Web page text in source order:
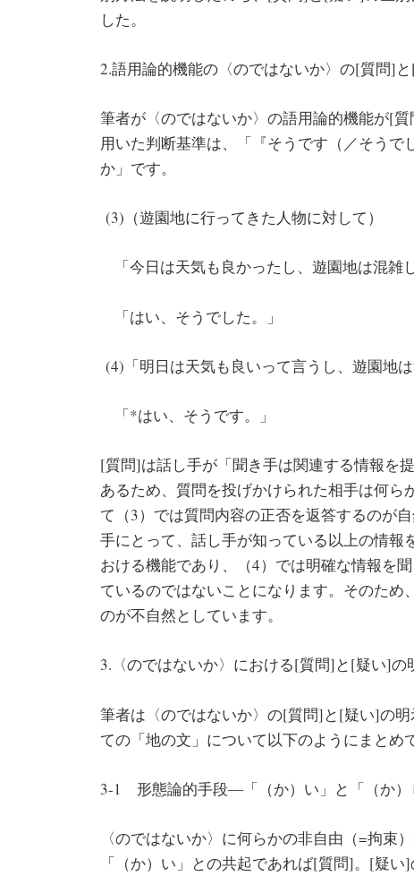
した。
2.語用論的機能の〈のではないか〉の[質問]
筆者が〈のではないか〉の語用論的機能が[
用いた判断基準は、「『そうです（／そう
か」です。
(3)（遊園地に行ってきた人物に対して）
「今日は天気も良かったし、遊園地は混雑
「はい、そうでした。」
(4)「明日は天気も良いって言うし、遊園地
「*はい、そうです。」
[質問]は話し手が「聞き手は関連する情報を
あるため、質問を投げかけられた相手は何
て（3）では質問内容の正否を返答するのが
手にとって、話し手が知っている以上の情
おける機能であり、（4）では明確な情報を
ているのではないことになります。そのた
のが不自然としています。
3.〈のではないか〉における[質問]と[疑い]の
筆者は〈のではないか〉の[質問]と[疑い]の
ての「地の文」について以下のようにまとめ
3-1 形態論的手段―「（か）い」と「（か）
〈のではないか〉に何らかの非自由（=拘束
「（か）い」との共起であれば[質問]。[疑